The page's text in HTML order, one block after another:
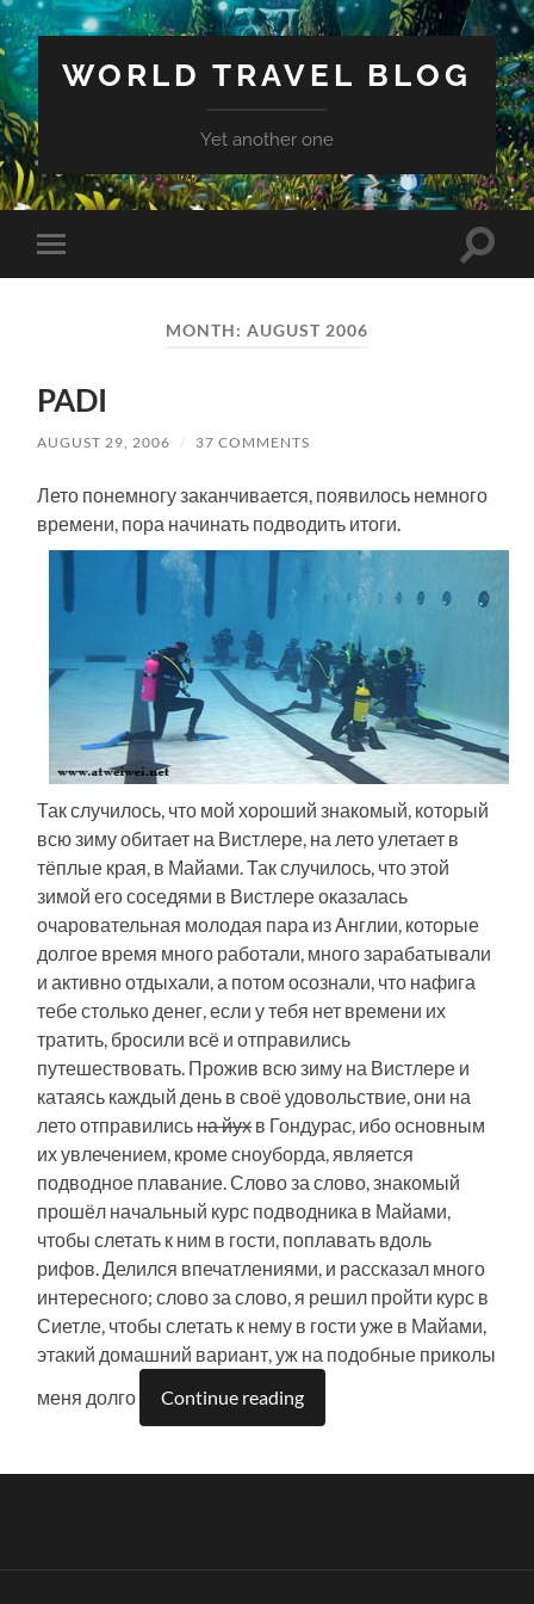
WORLD TRAVEL BLOG
Yet another one
Toggle
mobile
Toggle
MONTH: AUGUST 2006
PADI
AUGUST 29, 2006 / 37 COMMENTS
Лето понемногу заканчивается, появилось немного
времени, пора начинать подводить итоги.
Так случилось, что мой хороший знакомый, который
всю зиму обитает на Вистлере, на лето улетает в
тёплые края, в Майами. Так случилось, что этой
зимой его соседями в Вистлере оказалась
очаровательная молодая пара из Англии, которые
долгое время много работали, много зарабатывали
и активно отдыхали, а потом осознали, что нафига
тебе столько денег, если у тебя нет времени их
тратить, бросили всё и отправились
путешествовать. Прожив всю зиму на Вистлере и
катаясь каждый день в своё удовольствие, они на
лето отправилисьна йухв Гондурас, ибо основным
их увлечением, кроме сноуборда, является
подводное плавание. Слово за слово, знакомый
прошёл начальный курс подводника в Майами,
чтобы слетать к ним в гости, поплавать вдоль
рифов. Делился впечатлениями, и рассказал много
интересного; слово за слово, я решил пройти курс в
Сиетле, чтобы слетать к нему в гости уже в Майами,
этакий домашний вариант, уж на подобные приколы
меня долго
Continue reading